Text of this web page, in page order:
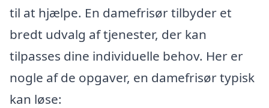
til at hjælpe. En damefrisør tilbyder et
bredt udvalg af tjenester, der kan
tilpasses dine individuelle behov. Her er
nogle af de opgaver, en damefrisør typisk
kan løse: